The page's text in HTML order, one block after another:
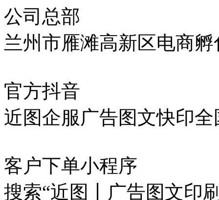
公司总部
兰州市雁滩高新区电商孵
官方抖音
近图企服广告图文快印全
客户下单小程序
搜索“近图丨广告图文印